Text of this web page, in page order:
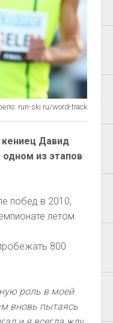
run-ski.ru/word-track
кениец Давид
из этапов
побед в 2010,
летом.
800
роль в моей
вновь пытаясь